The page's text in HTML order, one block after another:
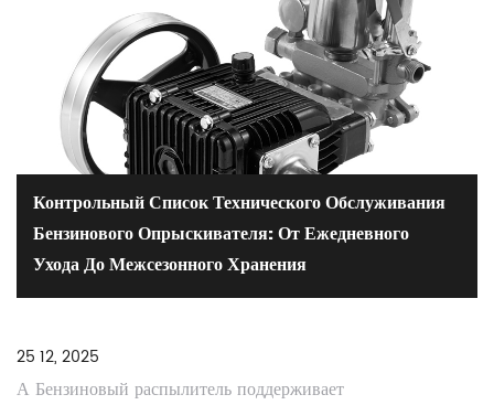
Контрольный Список Технического Обслуживания
Бензинового Опрыскивателя: От Ежедневного
Ухода До Межсезонного Хранения
25 12, 2025
А Бензиновый распылитель поддерживает